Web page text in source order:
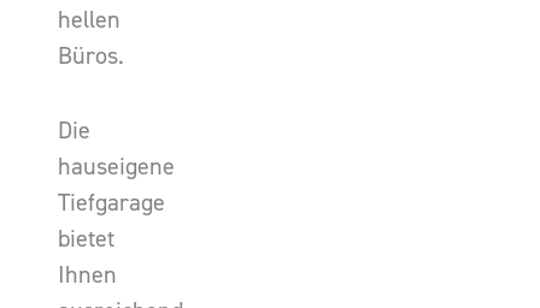
hellen
Büros.
Die
hauseigene
Tiefgarage
bietet
Ihnen